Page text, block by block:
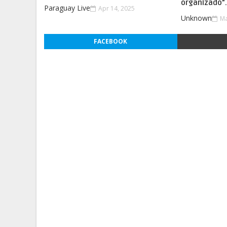
Paraguay Live Apr 14, 2025
organizado”.
Unknown
FACEBOOK